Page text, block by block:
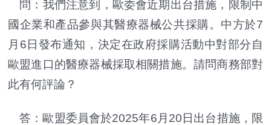
問：我們注意到，歐委會近期出台措施，限制中
國企業和產品參與其醫療器械公共採購。中方於7
月6日發布通知，決定在政府採購活動中對部分自
歐盟進口的醫療器械採取相關措施。請問商務部對
此有何評論？
答：歐盟委員會於2025年6月20日出台措施，限